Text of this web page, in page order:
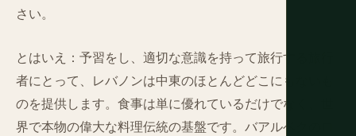
さい。
とはいえ：予習をし、適切な意識を持って旅行する旅行
者にとって、レバノンは中東のほとんどどこにもないも
のを提供します。食事は単に優れているだけでなく、世
界で本物の偉大な料理伝統の基盤です。バアルベクのロ